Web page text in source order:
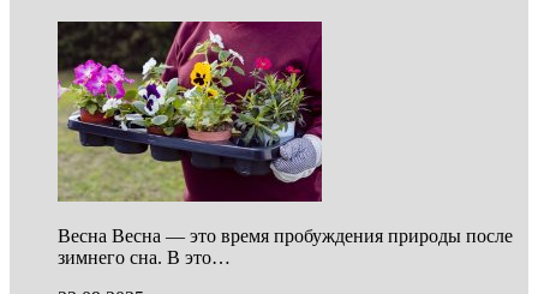
Весна Весна — это время пробуждения природы после
зимнего сна. В это…